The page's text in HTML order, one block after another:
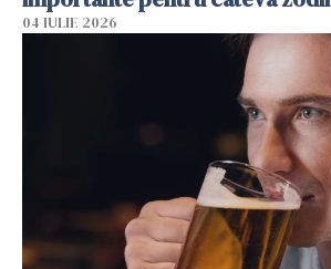
04 IULIE 2026